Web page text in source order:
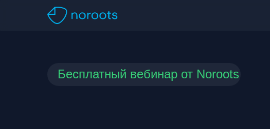
Бесплатный вебинар от Noroots